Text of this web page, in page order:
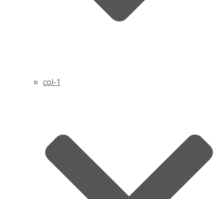
col-1